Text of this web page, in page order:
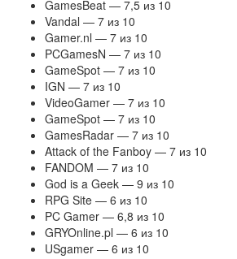
GamesBeat — 7,5 из 10
Vandal — 7 из 10
Gamer.nl — 7 из 10
PCGamesN — 7 из 10
GameSpot — 7 из 10
IGN — 7 из 10
VideoGamer — 7 из 10
GameSpot — 7 из 10
GamesRadar — 7 из 10
Attack of the Fanboy — 7 из 10
FANDOM — 7 из 10
God is a Geek — 9 из 10
RPG Site — 6 из 10
PC Gamer — 6,8 из 10
GRYOnline.pl — 6 из 10
USgamer — 6 из 10